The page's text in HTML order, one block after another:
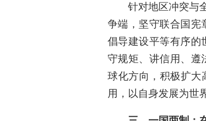
针对地区冲突与
争端，坚守联合国宪
倡导建设平等有序的
守规矩、讲信用、遵
球化方向，积极扩大
用，以自身发展为世